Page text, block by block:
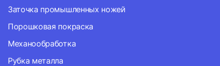
Заточка промышленных ножей
Порошковая покраска
Механообработка
Рубка металла